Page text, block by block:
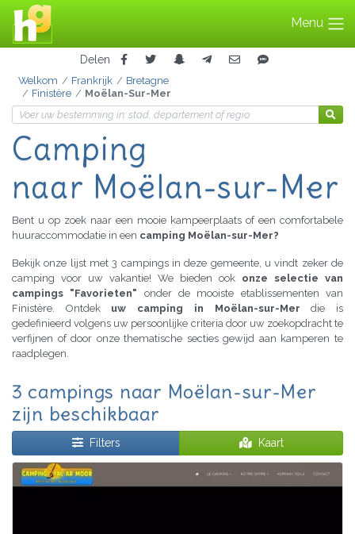
Menu
Delen
Welkom Frankrijk
Bretagne
Finistère
Moëlan-Sur-Mer
Camping
naar Moëlan-sur-Mer
Bent u op zoek naar een mooie kampeerplaats of een comfortabele
huuraccommodatie in een camping Moëlan-sur-Mer?
Bekijk onze lijst met 3 campings in deze gemeente, u vindt zeker de
camping voor uw vakantie! We bieden ook onze selectie van
campings "Favorieten" onder de mooiste etablissementen van
Finistère. Ontdek uw camping in Moëlan-sur-Mer die is
gedefinieerd volgens uw persoonlijke criteria door uw zoekopdracht te
verfijnen of door onze thematische secties gewijd aan kamperen te
raadplegen.
3 campings naar Moëlan-sur-Mer
zijn beschikbaar
Filters Kaart